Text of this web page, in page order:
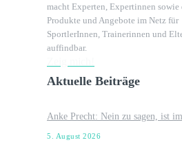
macht Experten, Expertinnen sowie
Produkte und Angebote im Netz für
SportlerInnen, Trainerinnen und
auffindbar.
Aktuelle Beiträge
Anke Precht: Nein zu sagen, ist
5. August 2026